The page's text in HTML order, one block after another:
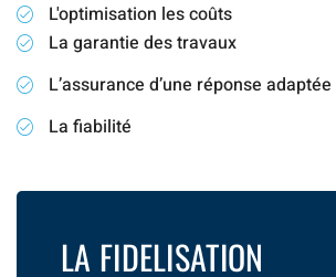
L'optimisation les coûts
La garantie des travaux
L’assurance d’une réponse adaptée
La fiabilité
LA FIDELISATION